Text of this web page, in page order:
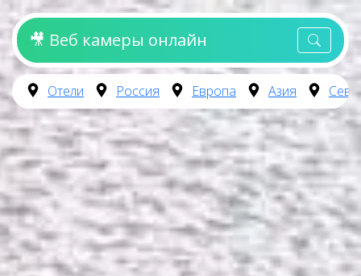
🎥 Веб камеры онлайн
Отели Россия Европа Азия